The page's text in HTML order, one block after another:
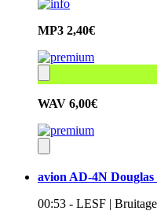
MP3 2,40€
WAV 6,00€
avion AD-4N
00:53 - LESF |